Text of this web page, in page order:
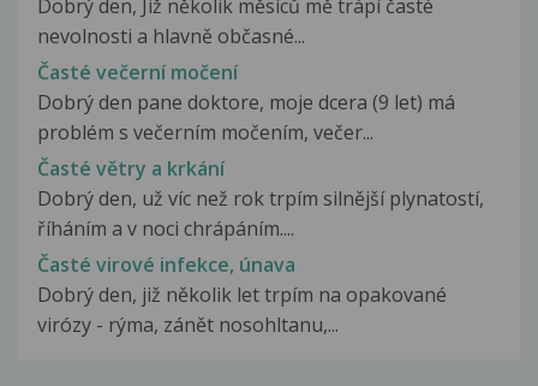
Dobrý den, Již několik měsíců mě trápí časté
nevolnosti a hlavně občasné...
Časté večerní močení
Dobrý den pane doktore, moje dcera (9 let) má
problém s večerním močením, večer...
Časté větry a krkání
Dobrý den, už víc než rok trpím silnější plynatostí,
říháním a v noci chrápáním....
Časté virové infekce, únava
Dobrý den, již několik let trpím na opakované
virózy - rýma, zánět nosohltanu,...